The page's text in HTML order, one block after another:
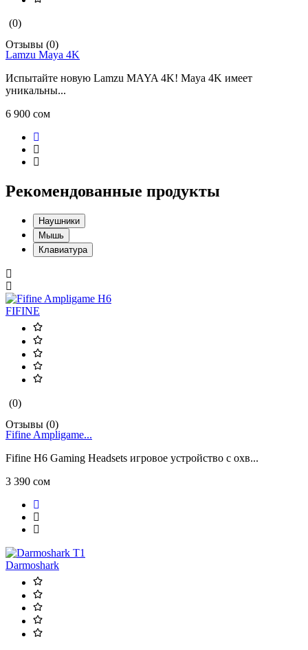
(0)
Отзывы (0)
Lamzu Maya 4K
Испытайте новую Lamzu MAYA 4K! Maya 4K имеет
уникальны...
6 900 сом
Рекомендованные продукты
Наушники
Мышь
Клавиатура
FIFINE
(0)
Отзывы (0)
Fifine Ampligame...
Fifine H6 Gaming Headsets игровое устройство с охв...
3 390 сом
Darmoshark